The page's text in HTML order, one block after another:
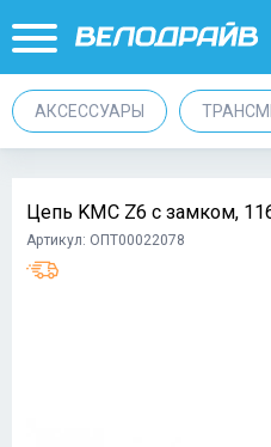
АКСЕССУАРЫ
Цепь KMC Z6 с замком,
Артикул: ОПТ00022078